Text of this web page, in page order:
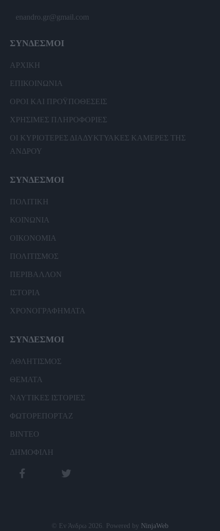
enandro.gr@gmail.com
ΣΥΝΔΕΣΜΟΙ
ΑΡΧΙΚΗ
ΕΠΙΚΟΙΝΩΝΙΑ
ΟΡΟΙ ΚΑΙ ΠΡΟΫΠΟΘΕΣΕΙΣ
ΧΡΗΣΙΜΕΣ ΠΛΗΡΟΦΟΡΙΕΣ
ΟΙ ΚΥΡΙΟΤΕΡΕΣ ΔΙΑΔΥΚΤΥΑΚΕΣ ΚΑΜΕΡΕΣ ΤΗΣ
ΑΝΔΡΟΥ
ΣΥΝΔΕΣΜΟΙ
ΠΟΛΙΤΙΚΗ
ΚΟΙΝΩΝΙΑ
ΟΙΚΟΝΟΜΙΑ
ΠΟΛΙΤΙΣΜΟΣ
ΠΕΡΙΒΑΛΛΟΝ
ΙΣΤΟΡΙΑ
ΧΡΟΝΟΓΡΑΦΗΜΑΤΑ
ΣΥΝΔΕΣΜΟΙ
ΑΘΛΗΤΙΣΜΟΣ
ΘΕΜΑΤΑ
ΝΑΥΤΙΚΕΣ ΙΣΤΟΡΙΕΣ
ΦΩΤΟΡΕΠΟΡΤΑΖ
ΒΙΝΤΕΟ
ΔΗΜΟΦΙΛΗ
© Εν Άνδρω 2026. Powered by NinjaWeb